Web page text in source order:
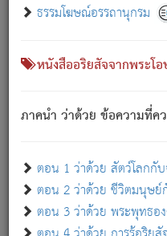
ธรรมโฆษณ์อรรถานุกรม
หนังสืออริยสัจจากพระโ
ภาคนำ ว่าด้วย ข้อความที่ค
ตอน 1 ว่าด้วย สัตว์โลกกั
ตอน 2 ว่าด้วย ชีวิตมนุษย์
ตอน 3 ว่าด้วย พระพุทธอ
สัตว์โลกนี้ เกิดความเดือ
เขาสำคัญสิ่งใด โดยความ
(ตามที่เป็นจริง) โดยประกา
สัตว์โลกติดข้องอยู่ในภ
เป็นอย่างอื่น (จากที่มันเป็นอ
เขาเพลิดเพลินยิ่งนักในสิ่
เขากลัวต่อสิ่งใดสิ่งนั้นเป็นทุ
พรหมจรรย์นี้ อันบุคคลย่
ภพ.